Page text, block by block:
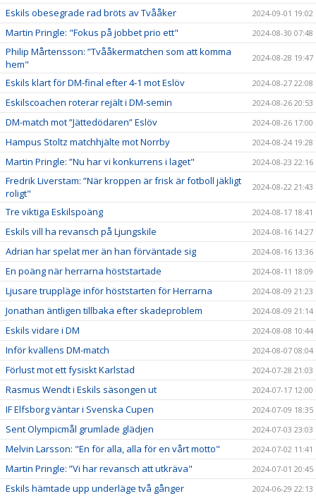
Eskils obesegrade rad bröts av Tvååker 2024-09-01 19:02
Martin Pringle: "Fokus på jobbet prio ett" 2024-08-30 07:48
Philip Mårtensson: ”Tvååkermatchen som att komma
hem"
2024-08-28 19:47
Eskils klart för DM-final efter 4-1 mot Eslöv 2024-08-27 22:08
Eskilscoachen roterar rejält i DM-semin 2024-08-26 20:53
DM-match mot ”Jättedödaren” Eslöv 2024-08-26 17:00
Hampus Stoltz matchhjälte mot Norrby 2024-08-24 19:28
Martin Pringle: ”Nu har vi konkurrens i laget" 2024-08-23 22:16
Fredrik Liverstam: ”När kroppen är frisk är fotboll jäkligt
roligt"
2024-08-22 21:43
Tre viktiga Eskilspoäng 2024-08-17 18:41
Eskils vill ha revansch på Ljungskile 2024-08-16 14:27
Adrian har spelat mer än han förväntade sig 2024-08-16 13:36
En poäng när herrarna höststartade 2024-08-11 18:09
Ljusare truppläge inför höststarten för Herrarna 2024-08-09 21:23
Jonathan äntligen tillbaka efter skadeproblem 2024-08-09 21:14
Eskils vidare i DM 2024-08-08 10:44
Inför kvällens DM-match 2024-08-07 08:04
Förlust mot ett fysiskt Karlstad 2024-07-28 21:03
Rasmus Wendt i Eskils säsongen ut 2024-07-17 12:00
IF Elfsborg väntar i Svenska Cupen 2024-07-09 18:35
Sent Olympicmål grumlade glädjen 2024-07-03 23:03
Melvin Larsson: "En för alla, alla för en vårt motto" 2024-07-02 11:41
Martin Pringle: ”Vi har revansch att utkräva" 2024-07-01 20:45
Eskils hämtade upp underläge två gånger 2024-06-29 22:13